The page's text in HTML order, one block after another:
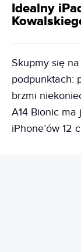
Idealny
Skupmy się
podpunktach:
brzmi
A14 Bionic ma
iPhone’ów 12